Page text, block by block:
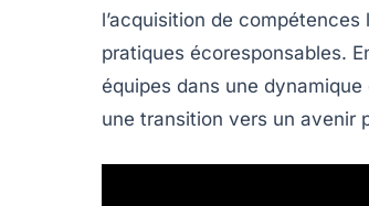
l’acquisition de compétences
pratiques écoresponsables.
équipes dans une dynamique
une transition vers un avenir